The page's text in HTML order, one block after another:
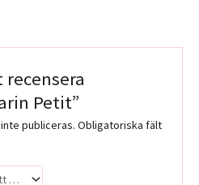
Petit”
publiceras. Obligatoriska fält